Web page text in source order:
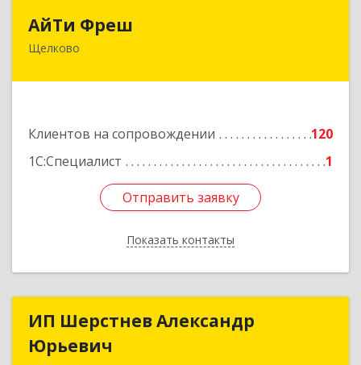
АйТи Фреш
Щелково
Клиентов на сопровождении
120
1С:Специалист
1
Отправить заявку
Показать контакты
141100, Московская обл, Щелково г, Городской
Отправить заявку
Назад
ИП Шерстнев Александр
Юрьевич
ИП Шерстнев Александр